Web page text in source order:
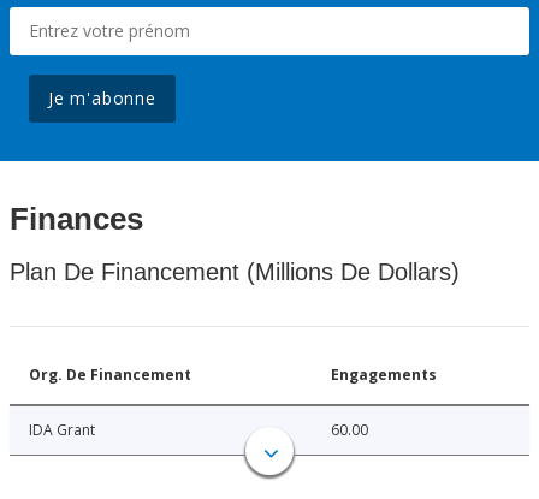
Je m'abonne
Finances
Plan De Financement (Millions De Dollars)
Org. De Financement Engagements
IDA Grant 60.00